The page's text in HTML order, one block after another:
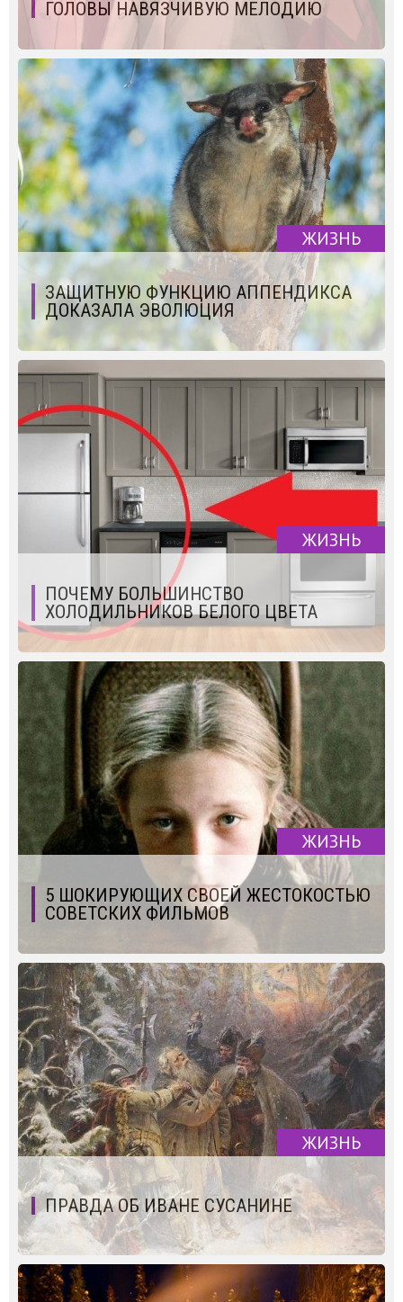
ГОЛОВЫ НАВЯЗЧИВУЮ МЕЛОДИЮ
ЖИЗНЬ
ЗАЩИТНУЮ ФУНКЦИЮ АППЕНДИКСА
ДОКАЗАЛА ЭВОЛЮЦИЯ
ЖИЗНЬ
ПОЧЕМУ БОЛЬШИНСТВО
ХОЛОДИЛЬНИКОВ БЕЛОГО ЦВЕТА
ЖИЗНЬ
5 ШОКИРУЮЩИХ СВОЕЙ ЖЕСТОКОСТЬЮ
СОВЕТСКИХ ФИЛЬМОВ
ЖИЗНЬ
ПРАВДА ОБ ИВАНЕ СУСАНИНЕ